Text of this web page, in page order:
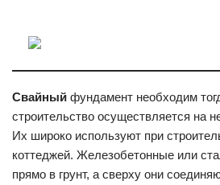
Свайный фундамент необходим
строительство осуществляется на
Их широко используют при
коттеджей. Железобетонные или
прямо в грунт, а сверху они